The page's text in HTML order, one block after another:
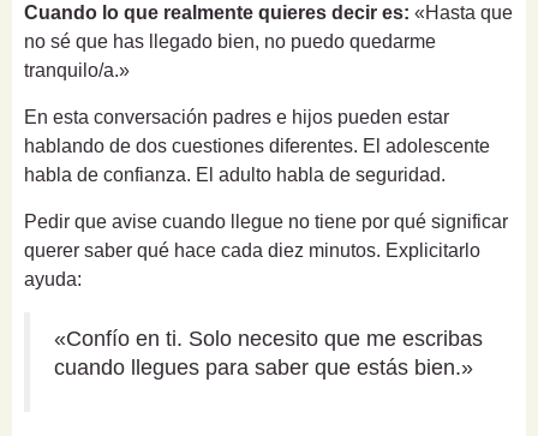
Cuando lo que realmente quieres decir es: «Hasta que
no sé que has llegado bien, no puedo quedarme
tranquilo/a.»
En esta conversación padres e hijos pueden estar
hablando de dos cuestiones diferentes. El adolescente
habla de confianza. El adulto habla de seguridad.
Pedir que avise cuando llegue no tiene por qué significar
querer saber qué hace cada diez minutos. Explicitarlo
ayuda:
«Confío en ti. Solo necesito que me escribas
cuando llegues para saber que estás bien.»